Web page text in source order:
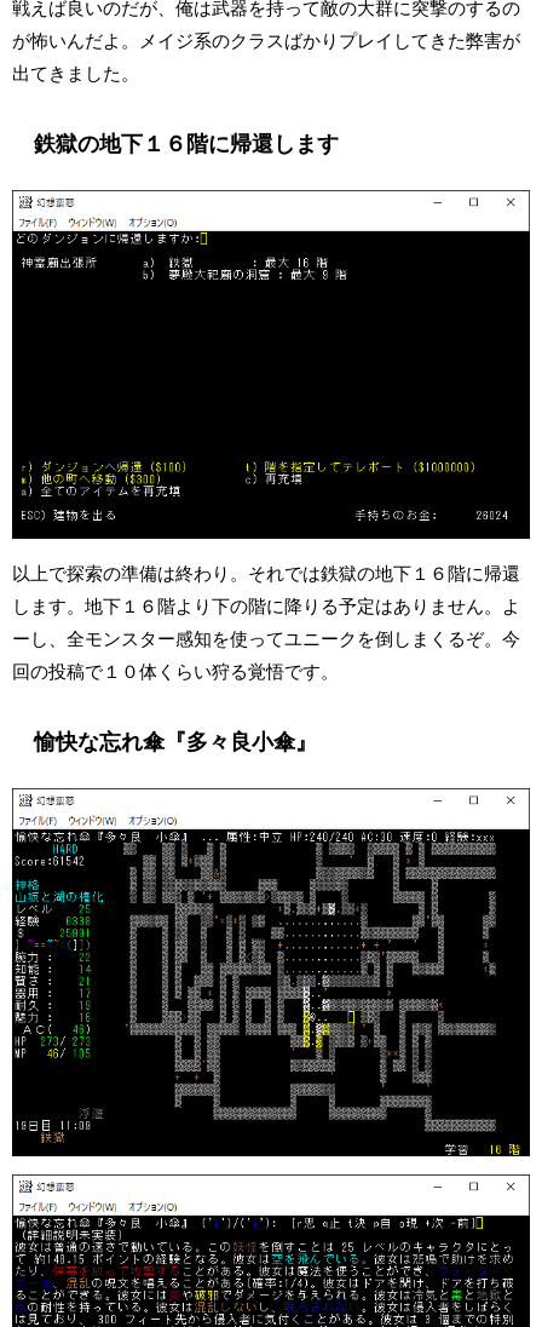
戦えば良いのだが、俺は武器を持って敵の大群に突撃のするの
が怖いんだよ。メイジ系のクラスばかりプレイしてきた弊害が
出てきました。
鉄獄の地下１６階に帰還します
以上で探索の準備は終わり。それでは鉄獄の地下１６階に帰還
します。地下１６階より下の階に降りる予定はありません。よ
ーし、全モンスター感知を使ってユニークを倒しまくるぞ。今
回の投稿で１０体くらい狩る覚悟です。
愉快な忘れ傘『多々良小傘』